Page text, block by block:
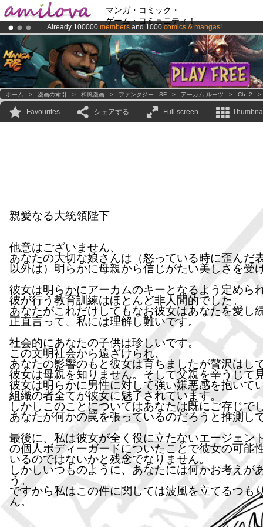
マンガ・コミック・
ゲーム・コミュニティ！
Already 100000 members and 1000 comics & mangas!.
Premium membership from3.95 eurosper month !Get membership
AmilovaKickstarter is now LIVE!.
ホーム > 漫画の索引 > 和風漫画 > ファンタジー - SF > アーカム ルーツ > Ch. 2
Favourites シェアする Full screen
親愛なる大統領陛下
他意はございません、
あなたの大切な娘さんは（怒っている時に歪んだ
以外は）明らかに母親から信じがたい美しさを受
彼女は明らかにアーカムのキーとなるよう定めら
彼が行う教育訓練はほとんど非人間的でした。
あなたがこれだけしてもなお彼女はあなたを愛し
正直言って、私には理解し難いです。
社会的にあなたの子供は珍しいです。
この文明社会から遠ざけられ、
あなたの影響のもと彼女は育ちましたが贅沢はし
彼女は母親を知りません。そして父親を辛うじて
彼女は明らかに男性に対して強い嫌悪感を抱いて
組織の者全てが彼女に魅了されています。
しかしこのことについてはあなたは既にご存じで
あなたが何かの罠を張っているのだろうと推測し
最後に、私は彼女が全く役に立たないエージェン
の個人ボディーガードについたことで彼女の可能
いるのではないかと残念でなりません。
しかしいつものように、あなたには何かお考えが
う。
ですから私はこの件に関しては波風を立てるつも
ん。
真心を